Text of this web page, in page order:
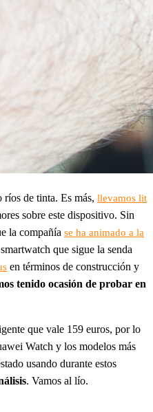
ríos de tinta. Es más, llevamos lit
sobre este dispositivo. Sin
la compañía se ha animado a la
que sigue la senda
en términos de construcción y
tenido ocasión de probar en
que vale 159 euros, por lo
Watch y los modelos más
usando durante estos
. Vamos al lío.